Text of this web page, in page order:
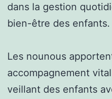
dans la gestion
bien-être des enfants.
Les nounous
accompagnement
veillant des enfants